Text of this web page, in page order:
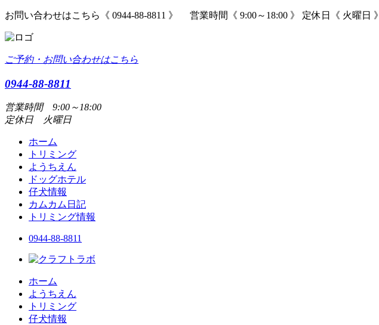
お問い合わせはこちら《 0944-88-8811 》 営業時間《 9:00～18:00 》 定休日《 火曜日 》
ご予約・お問い合わせはこちら
0944-88-8811
営業時間 9:00～18:00
定休日 火曜日
ホーム
トリミング
ようちえん
ドッグホテル
仔犬情報
カムカム日記
トリミング情報
0944-88-8811
ホーム
ようちえん
トリミング
仔犬情報